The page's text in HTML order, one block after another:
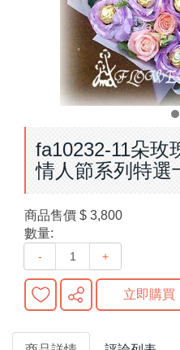
fa10232-11朵玫
情人節系列特選
商品售價 $ 3,800
數量:
- +
立即購買